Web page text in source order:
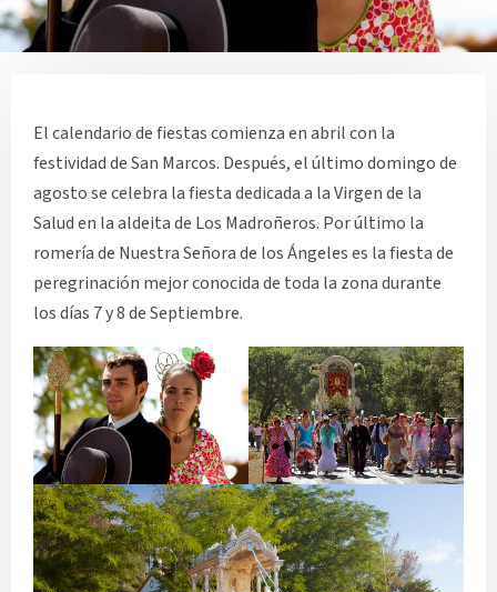
El calendario de fiestas comienza en abril con la
festividad de San Marcos. Después, el último domingo de
agosto se celebra la fiesta dedicada a la Virgen de la
Salud en la aldeita de Los Madroñeros. Por último la
romería de Nuestra Señora de los Ángeles es la fiesta de
peregrinación mejor conocida de toda la zona durante
los días 7 y 8 de Septiembre.